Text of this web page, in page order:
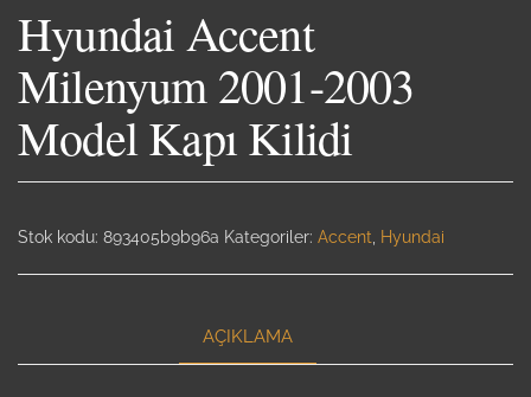
Hyundai Accent
Milenyum 2001-2003
Model Kapı Kilidi
Stok kodu: 893405b9b96a Kategoriler: Accent Hyundai
AÇIKLAMA